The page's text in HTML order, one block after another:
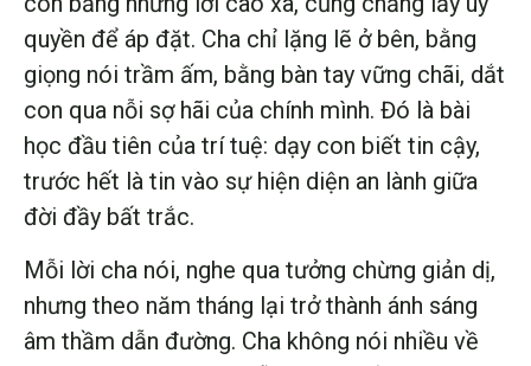
quyền để áp đặt. Cha chỉ lặng lẽ ở bên, bằng
giọng nói trầm ấm, bằng bàn tay vững chãi, dắt
con qua nỗi sợ hãi của chính mình. Đó là bài
học đầu tiên của trí tuệ: dạy con biết tin cậy,
trước hết là tin vào sự hiện diện an lành giữa
đời đầy bất trắc.
Mỗi lời cha nói, nghe qua tưởng chừng giản dị,
nhưng theo năm tháng lại trở thành ánh sáng
âm thầm dẫn đường. Cha không nói nhiều về